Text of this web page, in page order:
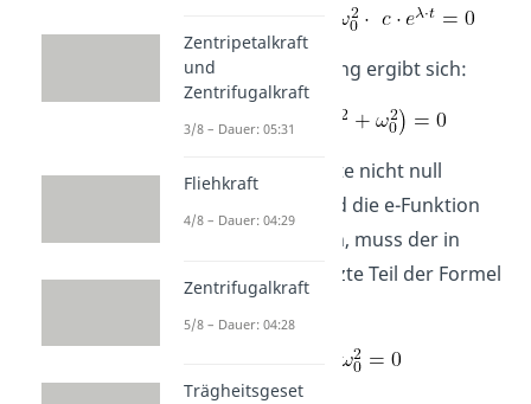
Durch Umformung ergibt sich:
Da c als Konstante nicht null
werden kann und die e-Funktion
nie null sein kann, muss der in
Klammern gesetzte Teil der Formel
Zentripetalkraft
und
Zentrifugalkraft
3/8 – Dauer: 05:31
Fliehkraft
4/8 – Dauer: 04:29
Zentrifugalkraft
5/8 – Dauer: 04:28
Trägheitsgeset